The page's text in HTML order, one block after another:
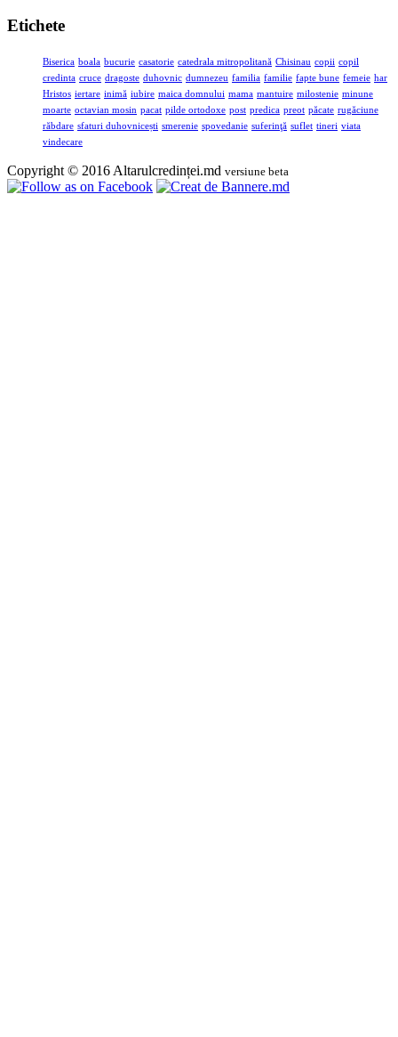
Etichete
Biserica boala bucurie casatorie catedrala mitropolitană Chisinau copii copil
credinta cruce dragoste duhovnic dumnezeu familia familie fapte bune femeie har
Hristos iertare inimă iubire maica domnului mama mantuire milostenie minune
moarte octavian mosin pacat pilde ortodoxe post predica preot păcate rugăciune
răbdare sfaturi duhovnicești smerenie spovedanie suferinţă suflet tineri viata
vindecare
Copyright © 2016 Altarulcredinței.md versiune beta